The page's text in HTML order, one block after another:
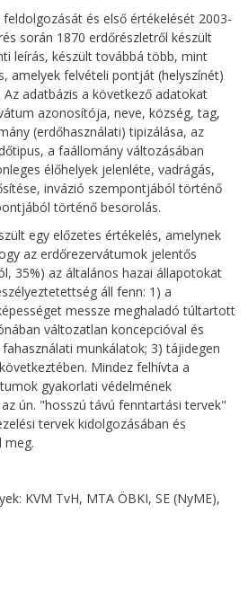
és első értékelését 2003-
során 1870 erdőrészletről készült
leírás, készült továbbá több, mint
amelyek felvételi pontját (helyszínét)
adatbázis a következő adatokat
azonosítója, neve, község, tag,
(erdőhasználati) tipizálása, az
a faállomány változásában
élőhelyek jelenléte, vadrágás,
invázió szempontjából történő
történő besorolás.
egy előzetes értékelés, amelynek
az erdőrezervátumok jelentős
35%) az általános hazai állapotokat
áll fenn: 1) a
messze meghaladó túltartott
változatlan koncepcióval és
munkálatok; 3) tájidegen
Mindez felhívta a
gyakorlati védelmének
ún. "hosszú távú fenntartási tervek"
tervek kidolgozásában és
meg.
KVM TvH, MTA ÖBKI, SE (NyME),